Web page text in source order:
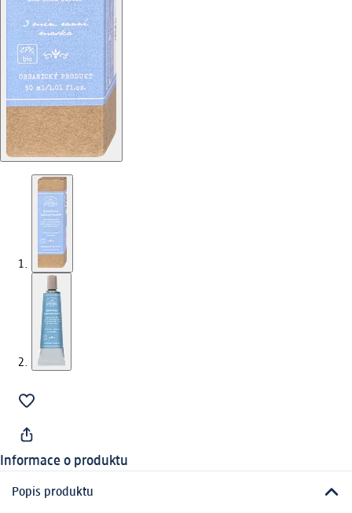
Informace o produktu
Popis produktu